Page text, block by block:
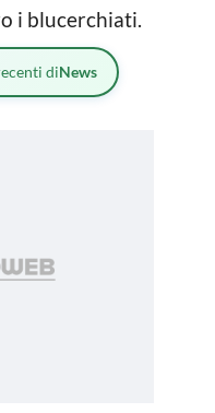
i blucerchiati.
diNews